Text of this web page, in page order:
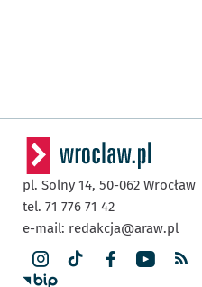
pl. Solny 14, 50-062 Wrocław
tel. 71 776 71 42
e-mail: redakcja@araw.pl